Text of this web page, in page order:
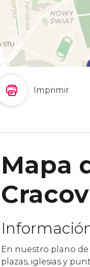
Imprimir
Mapa
En nuestro plano de
plazas, iglesias y